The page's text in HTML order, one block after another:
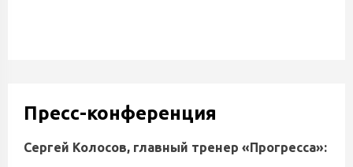
Пресс-конференция
Сергей Колосов, главный тренер «Прогресса»: